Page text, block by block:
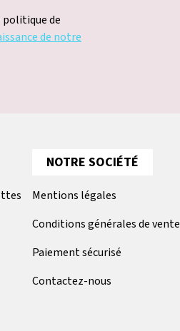
de
de notre
NOTRE SOCIÉTÉ
Mentions légales
Conditions générales de vente
Paiement sécurisé
Contactez-nous